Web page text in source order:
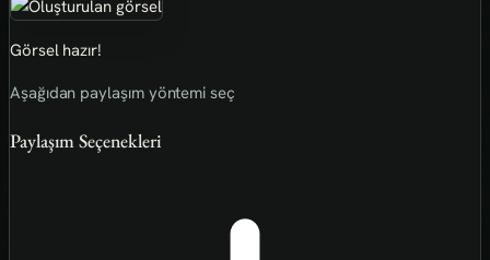
Görsel hazır!
Aşağıdan paylaşım yöntemi seç
Paylaşım Seçenekleri